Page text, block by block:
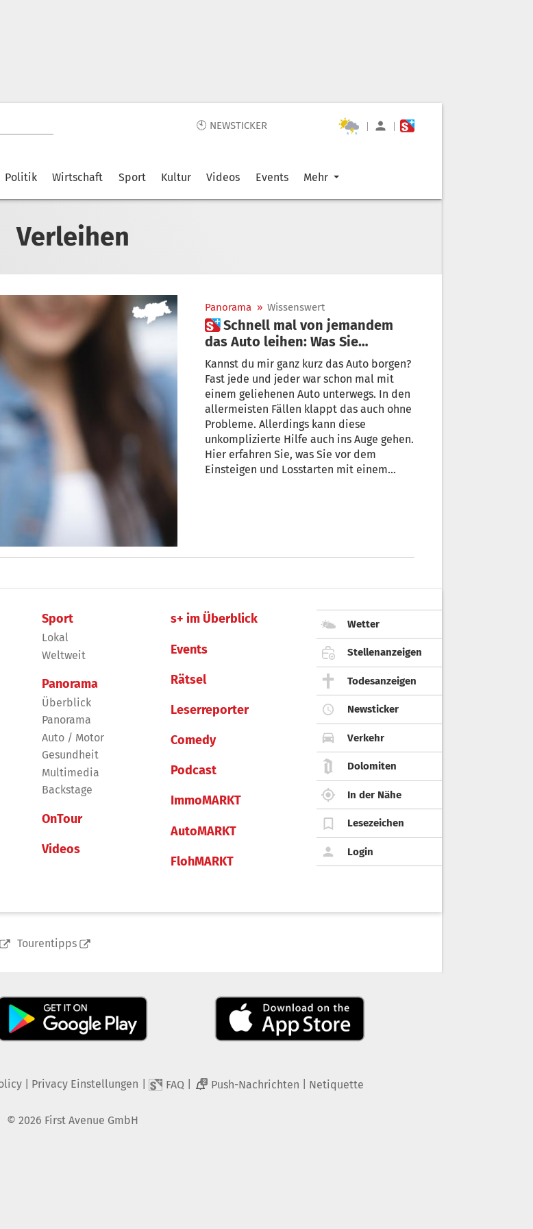
🕙 NEWSTICKER | |
Politik Wirtschaft Sport Kultur Videos Events Mehr
Verleihen
Panorama » Wissenswert
 Schnell mal von jemandem
das Auto leihen: Was Sie
beachten müssen
Kannst du mir ganz kurz das Auto borgen?
Fast jede und jeder war schon mal mit
einem geliehenen Auto unterwegs. In den
allermeisten Fällen klappt das auch ohne
Probleme. Allerdings kann diese
unkomplizierte Hilfe auch ins Auge gehen.
Hier erfahren Sie, was Sie vor dem
Einsteigen und Losstarten mit einem
Sport
Lokal
Weltweit
Panorama
Überblick
Panorama
Auto / Motor
Gesundheit
Multimedia
Backstage
OnTour
Videos
s+ im Überblick
Events
Rätsel
Leserreporter
Comedy
Podcast
ImmoMARKT
AutoMARKT
FlohMARKT
Wetter
Stellenanzeigen
Todesanzeigen
Newsticker
Verkehr
Dolomiten
In der Nähe
Lesezeichen
Login
Tourentipps
| Privacy Einstellungen FAQ 2 Push-Nachrichten Netiquette
© 2026 First Avenue GmbH